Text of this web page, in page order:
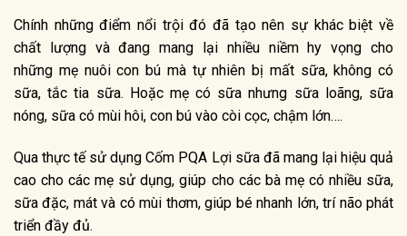
Chính những điểm nổi trội đó đã tạo nên sự khác biệt về
chất lượng và đang mang lại nhiều niềm hy vọng cho
những mẹ nuôi con bú mà tự nhiên bị mất sữa, không có
sữa, tắc tia sữa. Hoặc mẹ có sữa nhưng sữa loãng, sữa
nóng, sữa có mùi hôi, con bú vào còi cọc, chậm lớn….
Qua thực tế sử dụng Cốm PQA Lợi sữa đã mang lại hiệu quả
cao cho các mẹ sử dụng, giúp cho các bà mẹ có nhiều sữa,
sữa đặc, mát và có mùi thơm, giúp bé nhanh lớn, trí não phát
triển đầy đủ.